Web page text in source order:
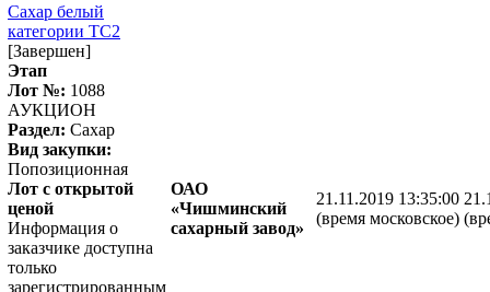
Сахар белый
категории ТС2
[Завершен]
Этап
Лот №: 1088
АУКЦИОН
Раздел: Сахар
Вид закупки:
Попозиционная
Лот с открытой
ценой
Информация о
заказчике доступна
только
зарегистрированным
ОАО
«Чишминский
сахарный завод»
21.11.2019 13:35:00
(время московское)